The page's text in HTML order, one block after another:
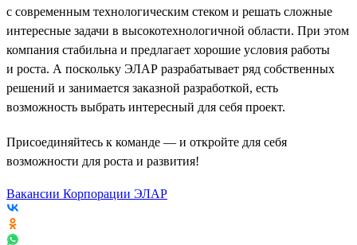
с современным технологическим стеком и решать сложные
интересные задачи в высокотехнологичной области. При этом
компания стабильна и предлагает хорошие условия работы
и роста. А поскольку ЭЛАР разрабатывает ряд собственных
решений и занимается заказной разработкой, есть
возможность выбрать интересный для себя проект.
Присоединяйтесь к команде — и откройте для себя
возможности для роста и развития!
Вакансии Корпорации ЭЛАР